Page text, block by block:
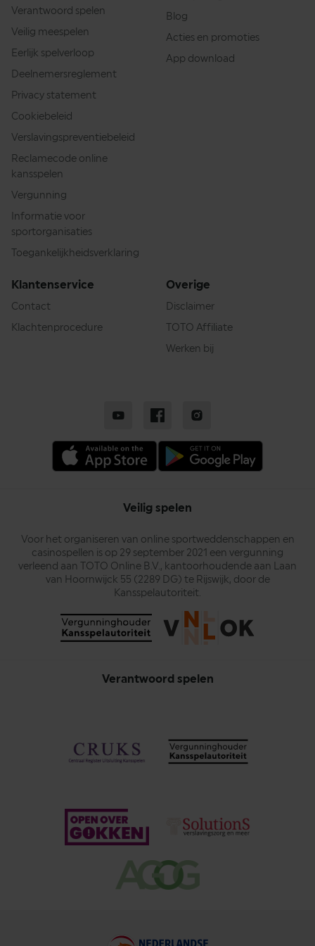
Verantwoord spelen
Veilig meespelen
Eerlijk spelverloop
Deelnemersreglement
Privacy statement
Cookiebeleid
Verslavingspreventiebeleid
Reclamecode online
kansspelen
Vergunning
Informatie voor
sportorganisaties
Toegankelijkheidsverklaring
Blog
Acties en promoties
App download
Klantenservice
Contact
Klachtenprocedure
Overige
Disclaimer
TOTO Affiliate
Werken bij
Veilig spelen
Voor het organiseren van online sportweddenschappen en
casinospellen is op 29 september 2021 een vergunning
verleend aan TOTO Online B.V., kantoorhoudende aan Laan
van Hoornwijck 55 (2289 DG) te Rijswijk, door de
Kansspelautoriteit.
Verantwoord spelen